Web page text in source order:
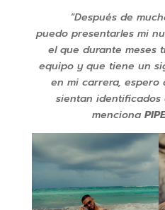
“Después de
puedo presentarles mi
el que durante meses
equipo y que tiene un
en mi carrera, espero
sientan identificados
menciona